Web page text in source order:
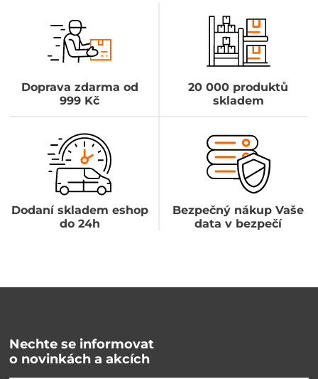
Doprava zdarma od
999 Kč
20 000 produktů
skladem
Dodaní skladem eshop
do 24h
Bezpečný nákup Vaše
data v bezpečí
Nechte se informovat
o novinkách a akcích